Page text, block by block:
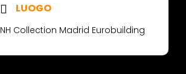
LUOGO
NH Collection Madrid Eurobuilding